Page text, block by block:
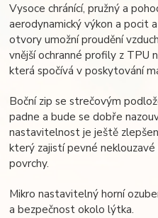
Vysoce chránící, pružný a
aerodynamický výkon a pocit
otvory umožní proudění
vnější ochranné profily z TPU
která spočívá v poskytování
Boční zip se strečovým
padne a bude se dobře
nastavitelnost je ještě
který zajistí pevné
povrchy.
Mikro nastavitelný horní
a bezpečnost okolo lýtka.